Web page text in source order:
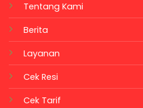
Tentang Kami
Berita
Layanan
Cek Resi
Cek Tarif